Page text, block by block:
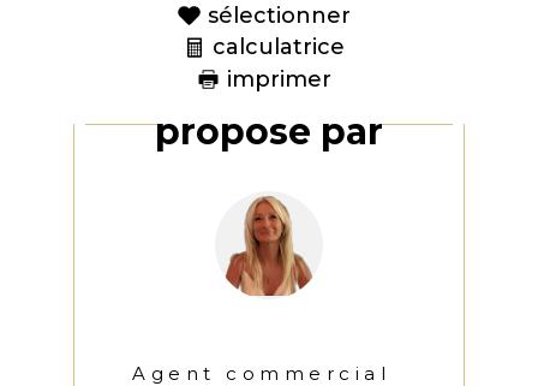
sélectionner
calculatrice
imprimer
Ce bien vous est
proposé par
Agent commercial